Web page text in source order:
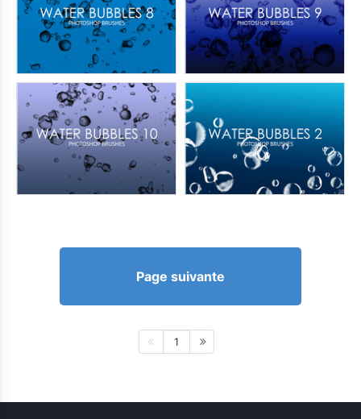
Page suivante
1